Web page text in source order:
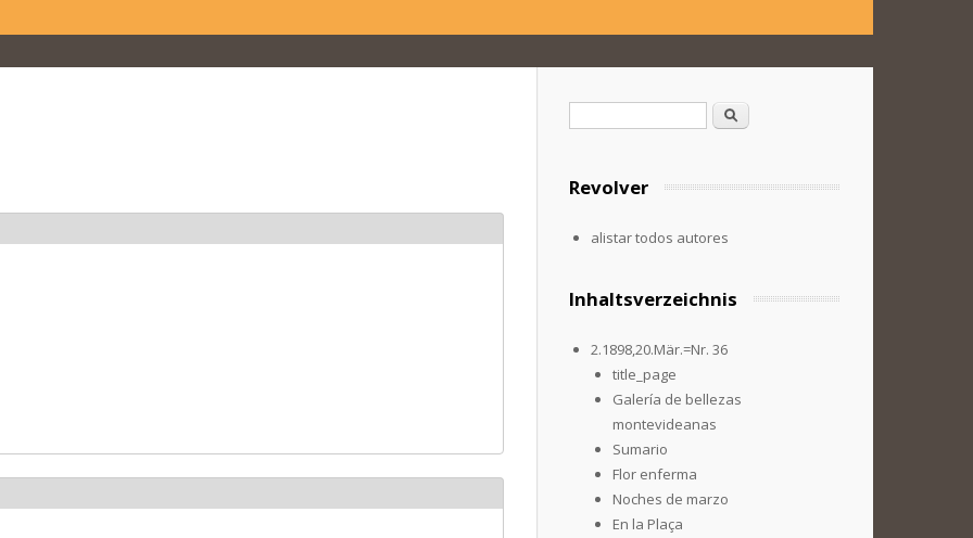
Formulario de búsqueda
Buscar
Revolver
alistar todos autores
Inhaltsverzeichnis
2.1898,20.Mär.=Nr. 36
title_page
Galería de bellezas
montevideanas
Sumario
Flor enferma
Noches de marzo
En la Plaça